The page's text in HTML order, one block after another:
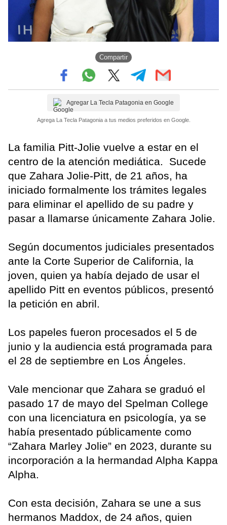
Compartir
Agregar La Tecla Patagonia en Google
Agrega La Tecla Patagonia a tus medios preferidos en Google.
La familia Pitt-Jolie vuelve a estar en el
centro de la atención mediática. Sucede
que Zahara Jolie-Pitt, de 21 años, ha
iniciado formalmente los trámites legales
para eliminar el apellido de su padre y
pasar a llamarse únicamente Zahara Jolie.
Según documentos judiciales presentados
ante la Corte Superior de California, la
joven, quien ya había dejado de usar el
apellido Pitt en eventos públicos, presentó
la petición en abril.
Los papeles fueron procesados el 5 de
junio y la audiencia está programada para
el 28 de septiembre en Los Ángeles.
Vale mencionar que Zahara se graduó el
pasado 17 de mayo del Spelman College
con una licenciatura en psicología, ya se
había presentado públicamente como
“Zahara Marley Jolie” en 2023, durante su
incorporación a la hermandad Alpha Kappa
Alpha.
Con esta decisión, Zahara se une a sus
hermanos Maddox, de 24 años, quien